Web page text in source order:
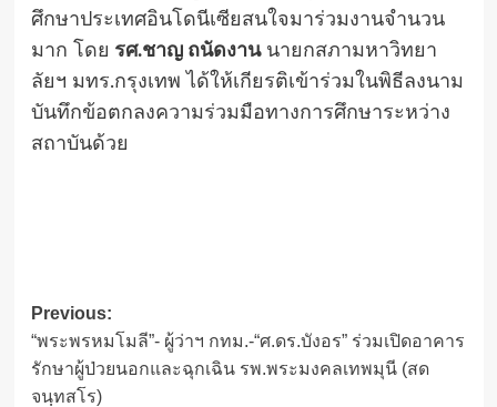
ศึกษาประเทศอินโดนีเซียสนใจมาร่วมงานจำนวน
มาก โดย รศ.ชาญ ถนัดงานนายกสภามหาวิทยา
ลัยฯ มทร.กรุงเทพ ได้ให้เกียรติเข้าร่วมในพิธีลงนาม
บันทึกข้อตกลงความร่วมมือทางการศึกษาระหว่าง
สถาบันด้วย
Post
navigation
Previous:
“พระพรหมโมลี”- ผู้ว่าฯ กทม.-“ศ.ดร.บังอร” ร่วมเปิดอาคาร
รักษาผู้ป่วยนอกและฉุกเฉิน รพ.พระมงคลเทพมุนี (สด
จนฺทสโร)